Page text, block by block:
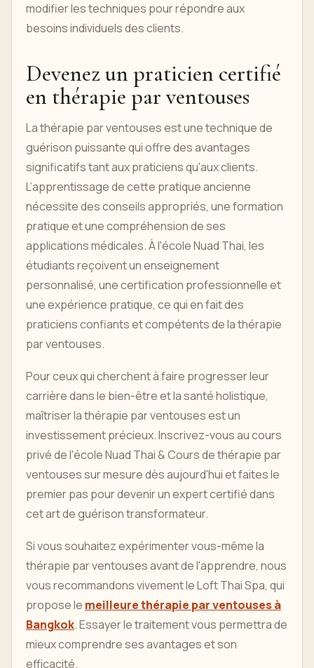
modifier les techniques pour répondre aux
besoins individuels des clients.
Devenez un praticien certifié
en thérapie par ventouses
La thérapie par ventouses est une technique de
guérison puissante qui offre des avantages
significatifs tant aux praticiens qu'aux clients.
L’apprentissage de cette pratique ancienne
nécessite des conseils appropriés, une formation
pratique et une compréhension de ses
applications médicales. À l'école Nuad Thai, les
étudiants reçoivent un enseignement
personnalisé, une certification professionnelle et
une expérience pratique, ce qui en fait des
praticiens confiants et compétents de la thérapie
par ventouses.
Pour ceux qui cherchent à faire progresser leur
carrière dans le bien-être et la santé holistique,
maîtriser la thérapie par ventouses est un
investissement précieux. Inscrivez-vous au cours
privé de l'école Nuad Thai & Cours de thérapie par
ventouses sur mesure dès aujourd'hui et faites le
premier pas pour devenir un expert certifié dans
cet art de guérison transformateur.
Si vous souhaitez expérimenter vous-même la
thérapie par ventouses avant de l'apprendre, nous
vous recommandons vivement le Loft Thai Spa, qui
propose le meilleure thérapie par ventouses à
Bangkok. Essayer le traitement vous permettra de
mieux comprendre ses avantages et son
efficacité.